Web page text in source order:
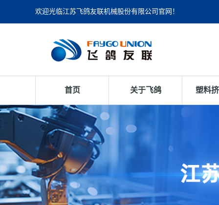
欢迎光临江苏飞鸽友联机械股份有限公司官网！
首页 关于飞鸽 塑料